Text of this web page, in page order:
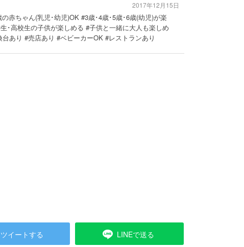
赤ちゃん(乳児･幼児)OK #3歳･4歳･5歳･6歳(幼児)が楽
･高校生の子供が楽しめる #子供と一緒に大人も楽しめ
あり #売店あり #ベビーカーOK #レストランあり
2017年12月15日
ツイートする LINEで送る